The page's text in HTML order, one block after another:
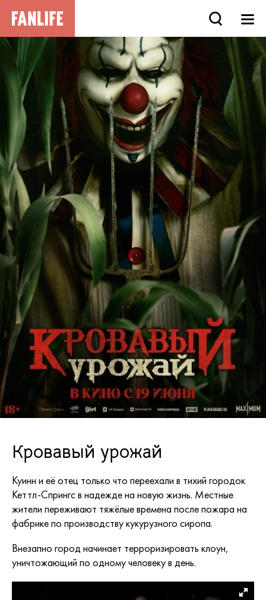
Кровавый урожай
Куинн и её отец только что переехали в тихий городок
Кеттл-Спрингс в надежде на новую жизнь. Местные
жители переживают тяжёлые времена после пожара на
фабрике по производству кукурузного сиропа.
Внезапно город начинает терроризировать клоун,
уничтожающий по одному человеку в день.